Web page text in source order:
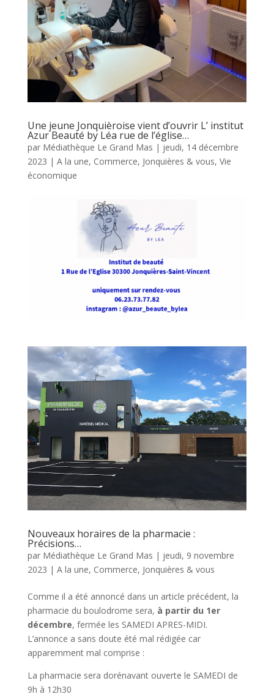
Une jeune Jonquièroise vient d’ouvrir L’ institut
Azur Beauté by Léa rue de l’église…
par Médiathèque Le Grand Mas | jeudi, 14 décembre
2023 | A la une, Commerce, Jonquières & vous, Vie
économique
Nouveaux horaires de la pharmacie :
Précisions…
par Médiathèque Le Grand Mas | jeudi, 9 novembre
2023 | A la une, Commerce, Jonquières & vous
Comme il a été annoncé dans un article précédent, la
pharmacie du boulodrome sera, à partir du 1er
décembre, fermée les SAMEDI APRES-MIDI.
L’annonce a sans doute été mal rédigée car
apparemment mal comprise :
La pharmacie sera dorénavant ouverte le SAMEDI de
9h à 12h30